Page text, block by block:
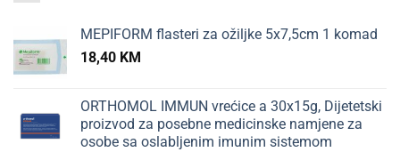
MEPIFORM flasteri za ožiljke 5x7,5cm 1 komad
18,40 KM
ORTHOMOL IMMUN vrećice a 30x15g, Dijetetski
proizvod za posebne medicinske namjene za
osobe sa oslabljenim imunim sistemom